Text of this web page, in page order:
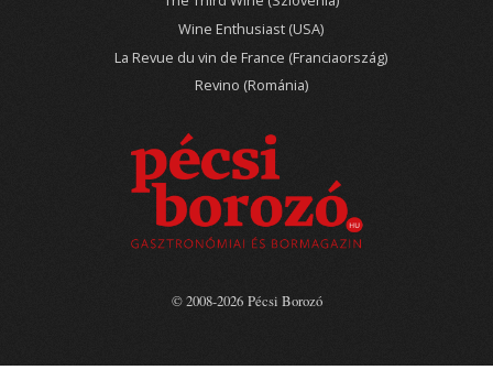
Wine Enthusiast (USA)
La Revue du vin de France (Franciaország)
Revino (Románia)
© 2008-2026 Pécsi Borozó